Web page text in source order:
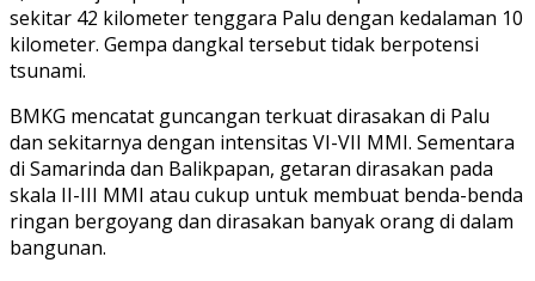
sekitar 42 kilometer tenggara Palu dengan kedalaman 10
kilometer. Gempa dangkal tersebut tidak berpotensi
tsunami.
BMKG mencatat guncangan terkuat dirasakan di Palu
dan sekitarnya dengan intensitas VI-VII MMI. Sementara
di Samarinda dan Balikpapan, getaran dirasakan pada
skala II-III MMI atau cukup untuk membuat benda-benda
ringan bergoyang dan dirasakan banyak orang di dalam
bangunan.